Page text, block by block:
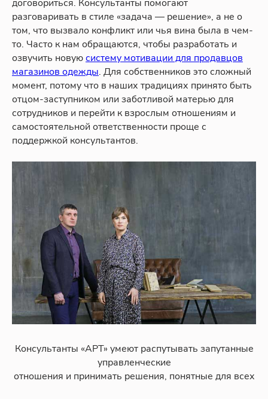
договориться. Консультанты помогают
разговаривать в стиле «задача — решение», а не о
том, что вызвало конфликт или чья вина была в чем-
то. Часто к нам обращаются, чтобы разработать и
озвучить новуюсистему мотивации для продавцов
магазинов одежды. Для собственников это сложный
момент, потому что в наших традициях принято быть
отцом-заступником или заботливой матерью для
сотрудников и перейти к взрослым отношениям и
самостоятельной ответственности проще с
поддержкой консультантов.
Консультанты «АРТ» умеют распутывать запутанные
управленческие
отношения и принимать решения, понятные для всех